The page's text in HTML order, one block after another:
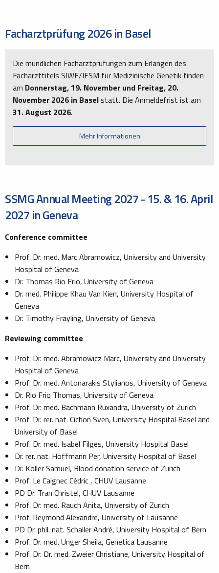
Facharztprüfung 2026 in Basel
Die mündlichen Facharztprüfungen zum Erlangen des
Facharzttitels SIWF/IFSM für Medizinische Genetik finden
am Donnerstag, 19. November und Freitag, 20.
November 2026 in Baselstatt. Die Anmeldefrist ist am
31. August 2026.
Mehr Informationen
SSMG Annual Meeting 2027 - 15. & 16. April
2027 in Geneva
Conference committee
Prof. Dr. med. Marc Abramowicz, University and University
Hospital of Geneva
Dr. Thomas Rio Frio, University of Geneva
Dr. med. Philippe Khau Van Kien, University Hospital of
Geneva
Dr. Timothy Frayling, University of Geneva
Reviewing committee
Prof. Dr. med. Abramowicz Marc, University and University
Hospital of Geneva
Prof. Dr. med. Antonarakis Stylianos, University of Geneva
Dr. Rio Frio Thomas, University of Geneva
Prof. Dr. med. Bachmann Ruxandra, University of Zurich
Prof. Dr. rer. nat. Cichon Sven, University Hospital Basel and
University of Basel
Prof. Dr. med. Isabel Filges, University Hospital Basel
Dr. rer. nat. Hoffmann Per, University Hospital of Basel
Dr. Koller Samuel, Blood donation service of Zurich
Prof. Le Caignec Cédric , CHUV Lausanne
PD Dr. Tran Christel, CHUV Lausanne
Prof. Dr. med. Rauch Anita, University of Zurich
Prof. Reymond Alexandre, University of Lausanne
PD Dr. phil. nat. Schaller André, University Hospital of Bern
Prof. Dr. med. Unger Sheila, Genetica Lausanne
Prof. Dr. Dr. med. Zweier Christiane, University Hospital of
Bern